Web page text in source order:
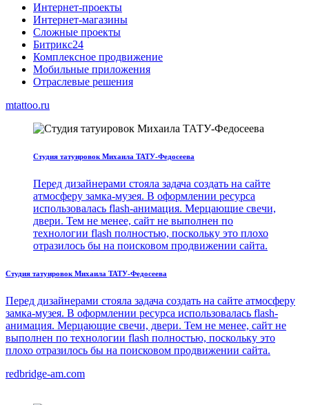
Интернет-проекты
Интернет-магазины
Сложные проекты
Битрикс24
Комплексное продвижение
Мобильные приложения
Отраслевые решения
mtattoo.ru
Студия татуировок Михаила ТАТУ-Федосеева
Перед дизайнерами стояла задача создать на сайте
атмосферу замка-музея. В оформлении ресурса
использовалась flash-анимация. Мерцающие свечи,
двери. Тем не менее, сайт не выполнен по
технологии flash полностью, поскольку это плохо
отразилось бы на поисковом продвижении сайта.
Студия татуировок Михаила ТАТУ-Федосеева
Перед дизайнерами стояла задача создать на сайте атмосферу
замка-музея. В оформлении ресурса использовалась flash-
анимация. Мерцающие свечи, двери. Тем не менее, сайт не
выполнен по технологии flash полностью, поскольку это
плохо отразилось бы на поисковом продвижении сайта.
redbridge-am.com